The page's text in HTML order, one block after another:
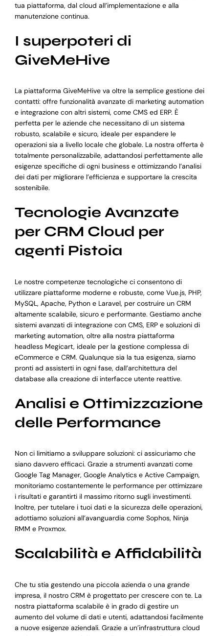
tua piattaforma, dal cloud all’implementazione e alla
manutenzione continua.
I superpoteri di
GiveMeHive
La piattaforma GiveMeHive va oltre la semplice gestione dei
contatti: offre funzionalità avanzate di marketing automation
e integrazione con altri sistemi, come CMS ed ERP. È
perfetta per le aziende che necessitano di un sistema
robusto, scalabile e sicuro, ideale per espandere le
operazioni sia a livello locale che globale. La nostra offerta è
totalmente personalizzabile, adattandosi perfettamente alle
esigenze specifiche di ogni business e ottimizzando l’analisi
dei dati per migliorare l’efficienza e supportare la crescita
sostenibile.
Tecnologie Avanzate
per CRM Cloud per
agenti Pistoia
Le nostre competenze tecnologiche ci consentono di
utilizzare piattaforme moderne e robuste, come Vue.js, PHP,
MySQL, Apache, Python e Laravel, per costruire un CRM
altamente scalabile, sicuro e performante. Gestiamo anche
sistemi avanzati di integrazione con CMS, ERP e soluzioni di
marketing automation, oltre alla nostra piattaforma
headless Megicart, ideale per la gestione complessa di
eCommerce e CRM. Qualunque sia la tua esigenza, siamo
pronti ad assisterti in ogni fase, dall’architettura del
database alla creazione di interfacce utente reattive.
Analisi e Ottimizzazione
delle Performance
Non ci limitiamo a sviluppare soluzioni: ci assicuriamo che
siano davvero efficaci. Grazie a strumenti avanzati come
Google Tag Manager, Google Analytics e Active Campaign,
monitoriamo costantemente le performance per ottimizzare
i risultati e garantirti il massimo ritorno sugli investimenti.
Inoltre, per tutelare i tuoi dati e la sicurezza delle operazioni,
adottiamo soluzioni all’avanguardia come Sophos, Ninja
RMM e Proxmox.
Scalabilità e Affidabilità
Che tu stia gestendo una piccola azienda o una grande
impresa, il nostro CRM è progettato per crescere con te. La
nostra piattaforma scalabile è in grado di gestire un
aumento del volume di dati e utenti, adattandosi facilmente
a nuove esigenze aziendali. Grazie a un’infrastruttura cloud